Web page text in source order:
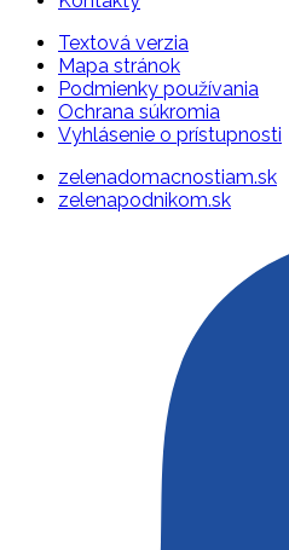
Textová verzia
Mapa stránok
Podmienky používania
Ochrana súkromia
Vyhlásenie o prístupnosti
zelenadomacnostiam.sk
zelenapodnikom.sk